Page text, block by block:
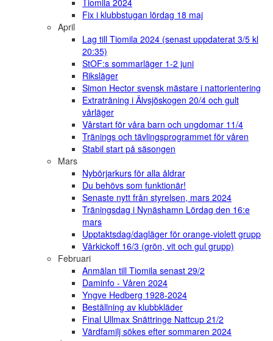
Fix i klubbstugan lördag 18 maj
April
Lag till Tiomila 2024 (senast uppdaterat 3/5 kl
20:35)
StOF:s sommarläger 1-2 juni
Riksläger
Simon Hector svensk mästare i nattorientering
Extraträning i Älvsjöskogen 20/4 och gult
vårläger
Vårstart för våra barn och ungdomar 11/4
Tränings och tävlingsprogrammet för våren
Stabil start på säsongen
Mars
Nybörjarkurs för alla åldrar
Du behövs som funktionär!
Senaste nytt från styrelsen, mars 2024
Träningsdag i Nynäshamn Lördag den 16:e
mars
Upptaktsdag/dagläger för orange-violett grupp
Vårkickoff 16/3 (grön, vit och gul grupp)
Februari
Anmälan till Tiomila senast 29/2
Daminfo - Våren 2024
Yngve Hedberg 1928-2024
Beställning av klubbkläder
Final Ullmax Snättringe Nattcup 21/2
Värdfamilj sökes efter sommaren 2024